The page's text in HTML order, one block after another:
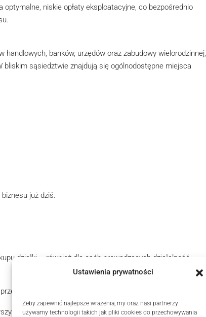
Ustawienia prywatności
Żeby zapewnić najlepsze wrażenia, my oraz nasi partnerzy
używamy technologii takich jak pliki cookies do przechowywania
niskie opłaty eksploatacyjne, co bezpośrednio
banków, urzędów oraz zabudowy wielorodzinnej,
bliskim sąsiedztwie znajdują się ogólnodostępne miejsca
już dziś.
działki – również dla osób prowadzących działalność
do aktu notarialnego.
pytania.